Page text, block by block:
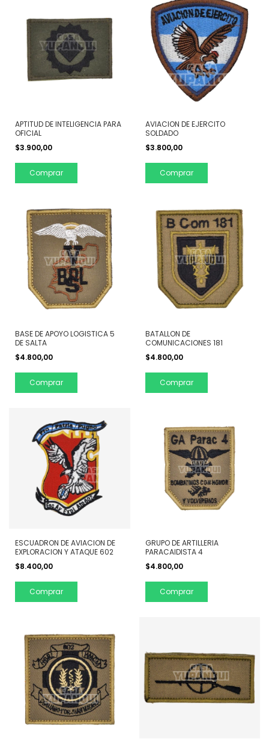
APTITUD DE INTELIGENCIA PARA
OFICIAL
$3.900,00
Comprar
AVIACION DE EJERCITO
SOLDADO
$3.800,00
Comprar
BASE DE APOYO LOGISTICA 5
DE SALTA
$4.800,00
Comprar
BATALLON DE
COMUNICACIONES 181
$4.800,00
Comprar
ESCUADRON DE AVIACION DE
EXPLORACION Y ATAQUE 602
$8.400,00
Comprar
GRUPO DE ARTILLERIA
PARACAIDISTA 4
$4.800,00
Comprar